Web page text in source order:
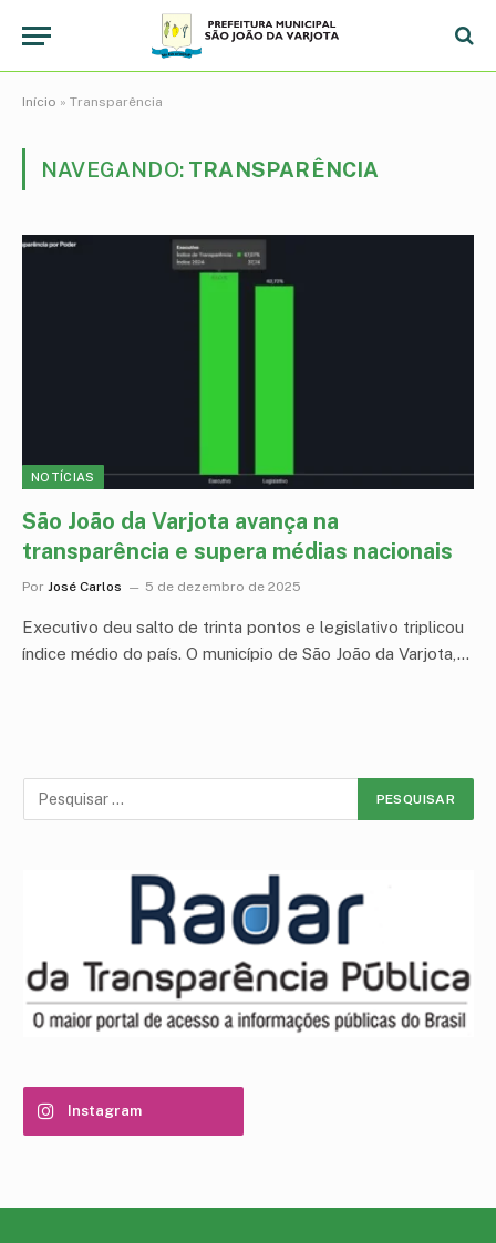
Início » Transparência
NAVEGANDO: TRANSPARÊNCIA
NOTÍCIAS
São João da Varjota avança na
transparência e supera médias nacionais
Por José Carlos 5 de dezembro de 2025
Executivo deu salto de trinta pontos e legislativo triplicou
índice médio do país. O município de São João da Varjota,…
Instagram